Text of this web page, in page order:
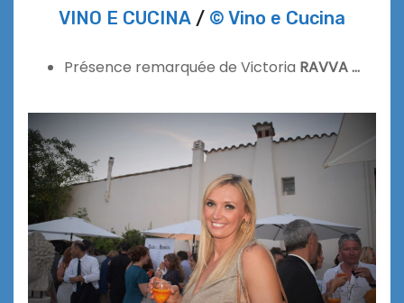
VINO E CUCINA / © Vino e Cucina
Présence remarquée de Victoria RAVVA …